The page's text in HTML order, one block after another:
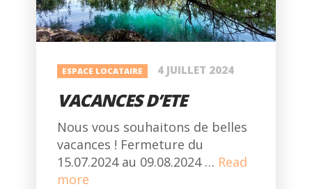
ESPACE LOCATAIRE 4 JUILLET 2024
VACANCES D’ETE
Nous vous souhaitons de belles
vacances ! Fermeture du
15.07.2024 au 09.08.2024 … Read
more